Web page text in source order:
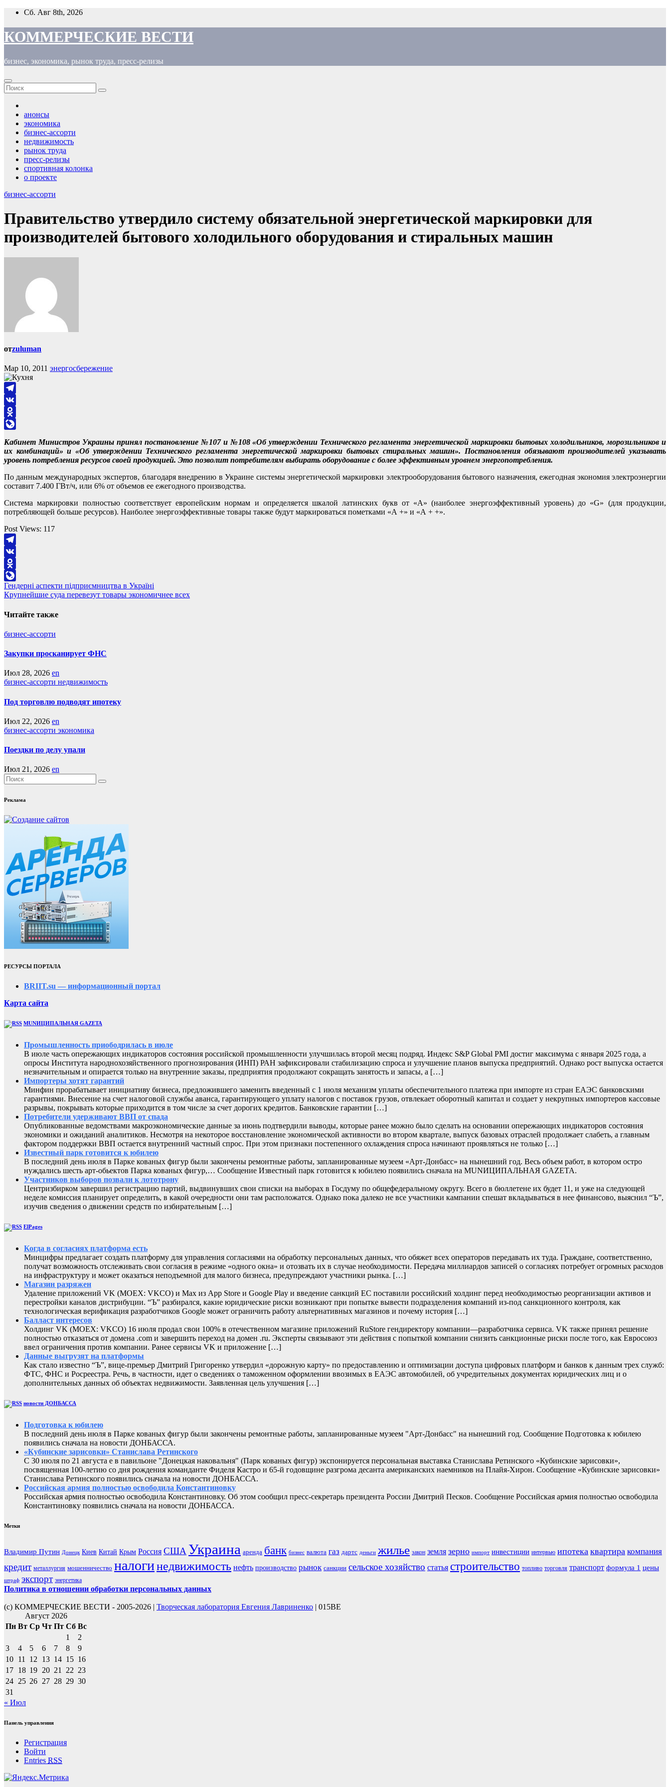
Перейти
содержимому
Сб. Авг 8th, 2026
КОММЕРЧЕСКИЕ ВЕСТИ
бизнес, экономика, рынок труда, пресс-релизы
анонсы
экономика
бизнес-ассорти
недвижимость
рынок труда
пресс-релизы
спортивная колонка
о проекте
бизнес-ассорти
Правительство утвердило систему обязательной энергетической маркировки для
производителей бытового холодильного оборудования и стиральных машин
отzuluman
Мар 10, 2011 энергосбережение
Telegram
VK
Odnoklassniki
Кабинет Министров Украины принял постановление №107 и №108 «Об утверждении Технического регламента энергетической маркировки бытовых холодильников, морозильников и
их комбинаций» и «Об утверждении Технического регламента энергетической маркировки бытовых стиральных машин». Постановления обязывают производителей указывать
уровень потребления ресурсов своей продукцией. Это позволит потребителям выбирать оборудование с более эффективным уровнем энергопотребления.
По данным международных экспертов, благодаря внедрению в Украине системы энергетической маркировки электрооборудования бытового назначения, ежегодная экономия электроэнергии
составит 7.400 ГВт/ч, или 6% от объемов ее ежегодного производства.
Система маркировки полностью соответствует европейским нормам и определяется шкалой латинских букв от «А» (наиболее энергоэффективный уровень) до «G» (для продукции,
потребляющей больше ресурсов). Наиболее энергоэффективные товары также будут маркироваться пометками «А +» и «А + +».
Post Views: 117
Telegram
VK
Odnoklassniki
LiveJournal
Навигация
по
записям
Гендерні аспекти підприємництва в Україні
Крупнейшие суда перевезут товары экономичнее всех
Читайте также
бизнес-ассорти
Закупки просканирует ФНС
Июл 28, 2026 en
бизнес-ассорти недвижимость
Под торговлю подводят ипотеку
Июл 22, 2026 en
бизнес-ассорти экономика
Поездки по делу упали
Июл 21, 2026 en
Реклама
РЕСУРСЫ ПОРТАЛА
BRIIT.su — информационный портал
Карта сайта
MUNИЦИПАЛЬНАЯ GAZЕТА
Промышленность приободрилась в июле
В июле часть опережающих индикаторов состояния российской промышленности улучшилась второй месяц подряд. Индекс S&P Global PMI достиг максимума с января 2025 года, а
опросы Института народнохозяйственного прогнозирования (ИНП) РАН зафиксировали стабилизацию спроса и улучшение планов выпуска предприятий. Однако рост выпуска остается
незначительным и опирается только на внутренние заказы, предприятия продолжают сокращать занятость и запасы, а […]
Импортеры хотят гарантий
Минфин прорабатывает инициативу бизнеса, предложившего заменить введенный с 1 июля механизм уплаты обеспечительного платежа при импорте из стран ЕАЭС банковскими
гарантиями. Внесение на счет налоговой службы аванса, гарантирующего уплату налогов с поставок грузов, отвлекает оборотный капитал и создает у некрупных импортеров кассовые
разрывы, покрывать которые приходится в том числе за счет дорогих кредитов. Банковские гарантии […]
Потребители удерживают ВВП от спада
Опубликованные ведомствами макроэкономические данные за июнь подтвердили выводы, которые ранее можно было сделать на основании опережающих индикаторов состояния
экономики и ожиданий аналитиков. Несмотря на некоторое восстановление экономической активности во втором квартале, выпуск базовых отраслей продолжает слабеть, а главным
фактором поддержки ВВП остается внутренний частный спрос. При этом признаки постепенного охлаждения спроса начинают проявляться не только […]
Известный парк готовится к юбилею
В последний день июля в Парке кованых фигур были закончены ремонтные работы, запланированные музеем «Арт-Донбасс» на нынешний год. Весь объем работ, в котором остро
нуждались шесть арт-обьектов Парка кованых фигур,… Сообщение Известный парк готовится к юбилею появились сначала на MUNИЦИПАЛЬНАЯ GAZЕТА.
Участников выборов позвали к лототрону
Центризбирком завершил регистрацию партий, выдвинувших свои списки на выборах в Госдуму по общефедеральному округу. Всего в бюллетене их будет 11, и уже на следующей
неделе комиссия планирует определить, в какой очередности они там расположатся. Однако пока далеко не все участники кампании спешат вкладываться в нее финансово, выяснил “Ъ”,
изучив сведения о движении средств по избирательным […]
ElPages
Когда в согласиях платформа есть
Минцифры предлагает создать платформу для управления согласиями на обработку персональных данных, что обяжет всех операторов передавать их туда. Граждане, соответственно,
получат возможность отслеживать свои согласия в режиме «одного окна» и отозвать их в случае необходимости. Передача миллиардов записей о согласиях потребует огромных расходов
на инфраструктуру и может оказаться неподъемной для малого бизнеса, предупреждают участники рынка. […]
Магазин разряжен
Удаление приложений VK (MOEX: VKCO) и Max из App Store и Google Play и введение санкций ЕС поставили российский холдинг перед необходимостью реорганизации активов и
перестройки каналов дистрибуции. “Ъ” разбирался, какие юридические риски возникают при попытке вывести подразделения компаний из-под санкционного контроля, как
технологическая верификация разработчиков Google может ограничить работу альтернативных магазинов и почему история […]
Балласт интересов
Холдинг VK (MOEX: VKCO) 16 июля продал свои 100% в отечественном магазине приложений RuStore гендиректору компании—разработчика сервиса. VK также принял решение
полностью отказаться от домена .com и завершить переход на домен .ru. Эксперты связывают эти действия с попыткой компании снизить санкционные риски после того, как Евросоюз
ввел ограничения против компании. Ранее сервисы VK и приложение […]
Данные выгрузят на платформы
Как стало известно “Ъ”, вице-премьер Дмитрий Григоренко утвердил «дорожную карту» по предоставлению и оптимизации доступа цифровых платформ и банков к данным трех служб:
ФТС, ФНС и Росреестра. Речь, в частности, идет о сведениях о таможенном оформлении ввозимых в ЕАЭС автомобилей, об учредительных документах юридических лиц и о
дополнительных данных об объектах недвижимости. Заявленная цель улучшения […]
новости ДОНБАССА
Подготовка к юбилею
В последний день июля в Парке кованых фигур были закончены ремонтные работы, запланированные музеем "Арт-Донбасс" на нынешний год. Сообщение Подготовка к юбилею
появились сначала на новости ДОНБАССА.
«Кубинские зарисовки» Станислава Ретинского
С 30 июля по 21 августа е в павильоне "Донецкая наковальня" (Парк кованых фигур) экспонируется персональная выставка Станислава Ретинского «Кубинские зарисовки»,
посвященная 100-летию со дня рождения команданте Фиделя Кастро и 65-й годовщине разгрома десанта американских наемников на Плайя-Хирон. Сообщение «Кубинские зарисовки»
Станислава Ретинского появились сначала на новости ДОНБАССА.
Российская армия полностью освободила Константиновку
Российская армия полностью освободила Константиновку. Об этом сообщил пресс-секретарь президента России Дмитрий Песков. Сообщение Российская армия полностью освободила
Константиновку появились сначала на новости ДОНБАССА.
Метки
Владимир Путин Донецк Киев Китай Крым Россия США Украина аренда банк бизнес валюта газ дартс деньги жилье закон земля зерно импорт инвестиции интервью ипотека квартира компания
кредит металлургия мошенничество налогинедвижимость нефть производство рынок санкции сельское хозяйство статья строительство топливо торговля транспорт формула 1 цены
штраф экспорт энергетика
Политика в отношении обработки персональных данных
(с) КОММЕРЧЕСКИЕ ВЕСТИ - 2005-2026 | Творческая лаборатория Евгения Лавриненко | 015BE
Август 2026
Пн Вт Ср Чт Пт Сб Вс
1
2
3
4 5 6 7 8
9
10 11 12 13 14 15 16
17 18 19 20 21 22 23
24 25 26 27 28 29 30
31
« Июл
Панель управления
Регистрация
Войти
Entries RSS